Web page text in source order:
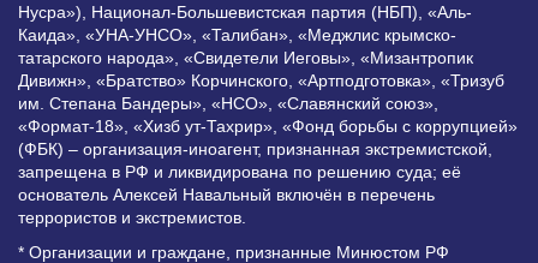
Нусра»), Национал-Большевистская партия (НБП), «Аль-
Каида», «УНА-УНСО», «Талибан», «Меджлис крымско-
татарского народа», «Свидетели Иеговы», «Мизантропик
Дивижн», «Братство» Корчинского, «Артподготовка», «Тризуб
им. Степана Бандеры», «НСО», «Славянский союз»,
«Формат-18», «Хизб ут-Тахрир», «Фонд борьбы с коррупцией»
(ФБК) – организация-иноагент, признанная экстремистской,
запрещена в РФ и ликвидирована по решению суда; её
основатель Алексей Навальный включён в перечень
террористов и экстремистов.
* Организации и граждане, признанные Минюстом РФ